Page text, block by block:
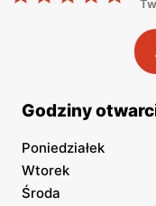
Godziny
Poniedziałek
Wtorek
Środa